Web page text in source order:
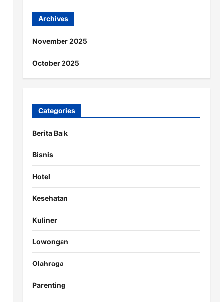
Archives
November 2025
October 2025
Categories
Berita Baik
Bisnis
Hotel
Kesehatan
Kuliner
Lowongan
Olahraga
Parenting